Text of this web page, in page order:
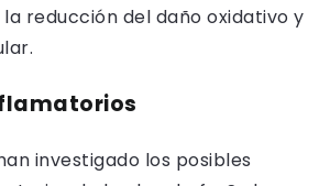
reducción del daño oxidativo y
investigado los posibles